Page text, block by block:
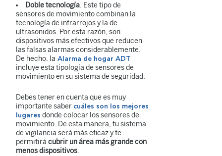
Doble tecnología. Este tipo de
sensores de movimiento combinan la
tecnología de infrarrojos y la de
ultrasonidos. Por esta razón, son
dispositivos más efectivos que reducen
las falsas alarmas considerablemente.
De hecho, la Alarma de hogar ADT
incluye esta tipología de sensores de
movimiento en su sistema de seguridad.
Debes tener en cuenta que es muy
importante saber cuáles son los mejores
lugares donde colocar los sensores de
movimiento. De esta manera, tu sistema
de vigilancia será más eficaz y te
permitirá cubrir un área más grande con
menos dispositivos.